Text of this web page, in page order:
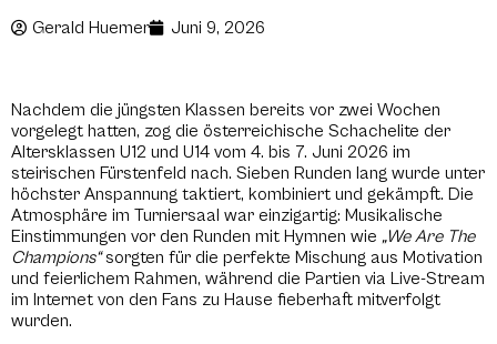
Gerald Huemer Juni 9, 2026
Nachdem die jüngsten Klassen bereits vor zwei Wochen
vorgelegt hatten, zog die österreichische Schachelite der
Altersklassen U12 und U14 vom 4. bis 7. Juni 2026 im
steirischen Fürstenfeld nach. Sieben Runden lang wurde unter
höchster Anspannung taktiert, kombiniert und gekämpft. Die
Atmosphäre im Turniersaal war einzigartig: Musikalische
Einstimmungen vor den Runden mit Hymnen wie „We Are The
Champions“sorgten für die perfekte Mischung aus Motivation
und feierlichem Rahmen, während die Partien via Live-Stream
im Internet von den Fans zu Hause fieberhaft mitverfolgt
wurden.